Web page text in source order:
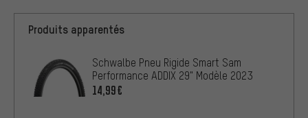
Produits apparentés
Schwalbe Pneu Rigide Smart Sam
Performance ADDIX 29" Modèle 2023
14,99€